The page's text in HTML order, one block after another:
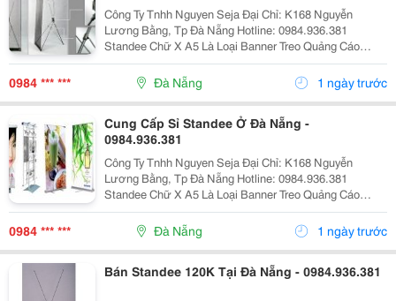
Công Ty Tnhh Nguyen Seja Đại Chỉ: K168 Nguyễn
Lương Bằng, Tp Đà Nẵng Hotline: 0984.936.381
Standee Chữ X A5 Là Loại Banner Treo Quảng Cáo
Được Sử Dụng Rộng Rãi Nhờ Giá Thành Vừa Phải Và
Độ Cứng, Vững Chãi Của Nó. Với Cấu Trúc Khung
Sườn B
0984 *** *** Đà Nẵng 1 ngày trước
Cung Cấp Sỉ Standee Ở Đà Nẵng -
0984.936.381
Công Ty Tnhh Nguyen Seja Đại Chỉ: K168 Nguyễn
Lương Bằng, Tp Đà Nẵng Hotline: 0984.936.381
Standee Chữ X A5 Là Loại Banner Treo Quảng Cáo
Được Sử Dụng Rộng Rãi Nhờ Giá Thành Vừa Phải Và
Độ Cứng, Vững Chãi Của Nó. Với Cấu Trúc Khung
Sườn B
0984 *** *** Đà Nẵng 1 ngày trước
Bán Standee 120K Tại Đà Nẵng - 0984.936.381